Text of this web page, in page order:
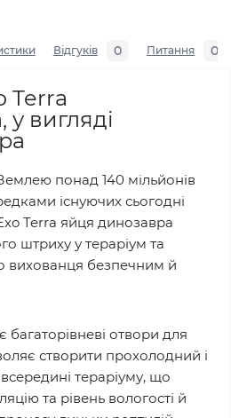
Відгуків 0 Питання 0
Terra
у вигляді
понад 140 мільйонів
існуючих сьогодні
Terra яйця динозавра
штриху у тераріум та
вихованця безпечним й
багаторівневі отвори для
створити прохолодний і
тераріуму, що
та рівень вологості й